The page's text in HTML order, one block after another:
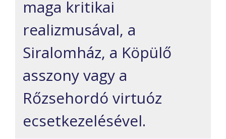
maga kritikai
realizmusával, a
Siralomház, a Köpülő
asszony vagy a
Rőzsehordó virtuóz
ecsetkezelésével.